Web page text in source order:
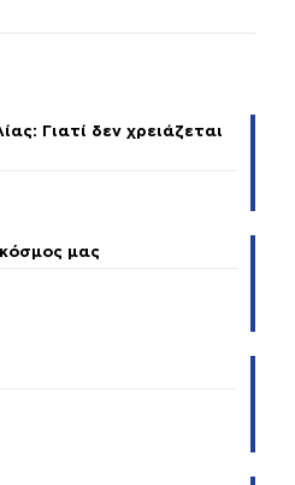
Γιατί δεν χρειάζεται
κόσμος μας